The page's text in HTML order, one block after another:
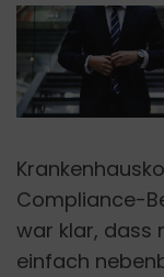
Compliance-
war klar, dass
einfach